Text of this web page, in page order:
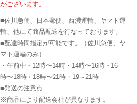
がございます。
■佐川急便、日本郵便、西濃運輸、ヤマト運
輸、他にて商品配送を行なっております。
■配達時間指定が可能です。（佐川急便、ヤ
マト運輸のみ）
・午前中・12時〜14時・14時〜16時・16
時〜18時・18時〜21時・19～21時
■発送の注意点
※商品により配送会社が異なります。